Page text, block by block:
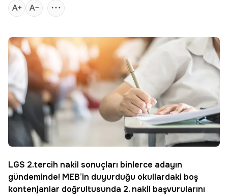
LGS 2.tercih nakil sonuçları binlerce adayın
gündeminde! MEB’in duyurduğu okullardaki boş
kontenjanlar doğrultusunda 2. nakil başvurularını